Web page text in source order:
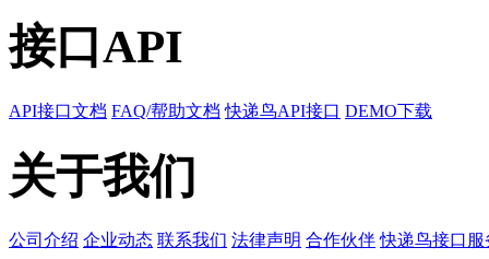
接口API
API接口文档 FAQ/帮助文档 快递鸟API接口 DEMO下载
关于我们
公司介绍 企业动态 联系我们 法律声明 合作伙伴 快递鸟接口服